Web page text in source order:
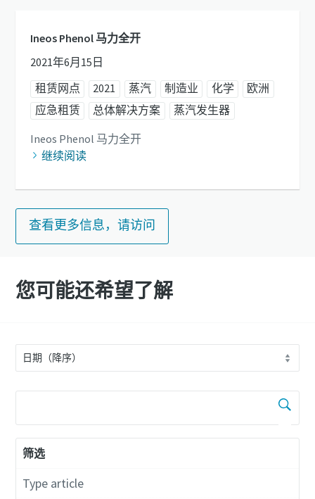
Ineos Phenol 马力全开
2021年6月15日
租赁网点
2021 蒸汽 制造业 化学
欧洲
应急租赁
总体解决方案 蒸汽发生器
Ineos Phenol 马力全开
继续阅读
查看更多信息，请访问
您可能还希望了解
筛选
Type article